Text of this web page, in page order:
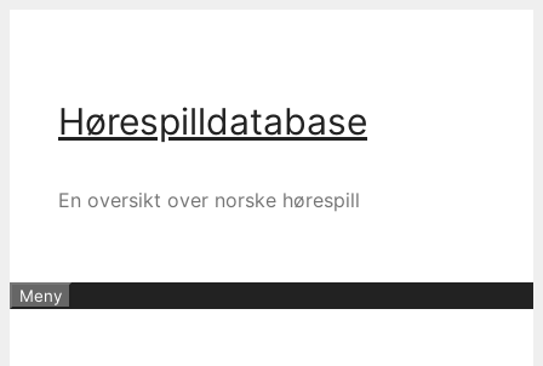
Hørespilldatabase
En oversikt over norske hørespill
Meny